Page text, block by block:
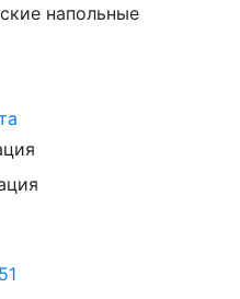
напольные